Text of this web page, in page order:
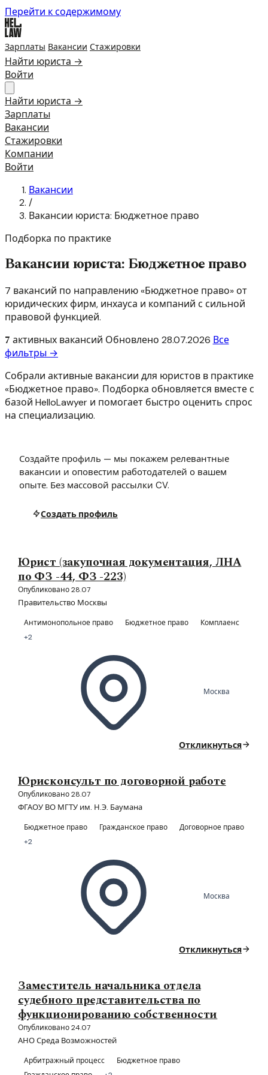
Перейти к содержимому
Зарплаты Вакансии Стажировки
Найти юриста →
Войти
Найти юриста →
Зарплаты
Вакансии
Стажировки
Компании
Войти
Вакансии
/
Вакансии юриста: Бюджетное право
Подборка по практике
Вакансии юриста: Бюджетное право
7 вакансий по направлению «Бюджетное право» от
юридических фирм, инхауса и компаний с сильной
правовой функцией.
7 активных вакансий Обновлено 28.07.2026 Все
фильтры →
Собрали активные вакансии для юристов в практике
«Бюджетное право». Подборка обновляется вместе с
базой HelloLawyer и помогает быстро оценить спрос
на специализацию.
Создайте профиль — мы покажем релевантные
вакансии и оповестим работодателей о вашем
опыте. Без массовой рассылки CV.
Создать профиль
Юрист (закупочная документация, ЛНА
по ФЗ -44, ФЗ -223)
Опубликовано 28.07
Правительство Москвы
Антимонопольное право Бюджетное право
Комплаенс
+2
Москва
Откликнуться
Юрисконсульт по договорной работе
Опубликовано 28.07
ФГАОУ ВО МГТУ им. Н.Э. Баумана
Бюджетное право Гражданское право
Договорное право
+2
Москва
Откликнуться
Заместитель начальника отдела
судебного представительства по
функционированию собственности
Опубликовано 24.07
АНО Среда Возможностей
Арбитражный процесс
Бюджетное право